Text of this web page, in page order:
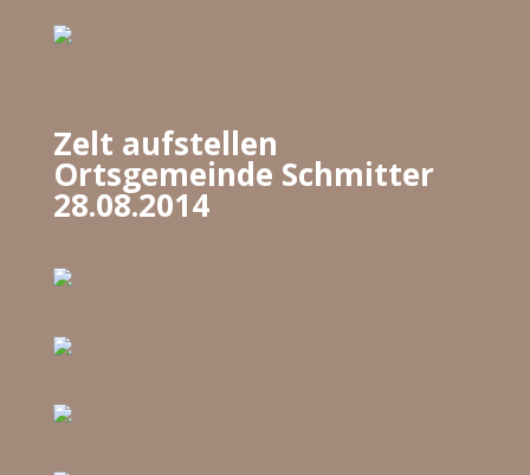
Zelt aufstellen
Ortsgemeinde Schmitter
28.08.2014